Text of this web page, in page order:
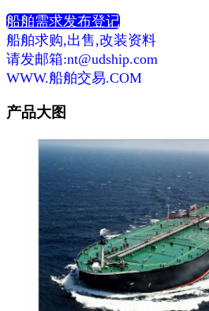
船舶需求发布登记
船舶求购,出售,改装资料
请发邮箱:nt@udship.com
WWW.船舶交易.COM
产品大图